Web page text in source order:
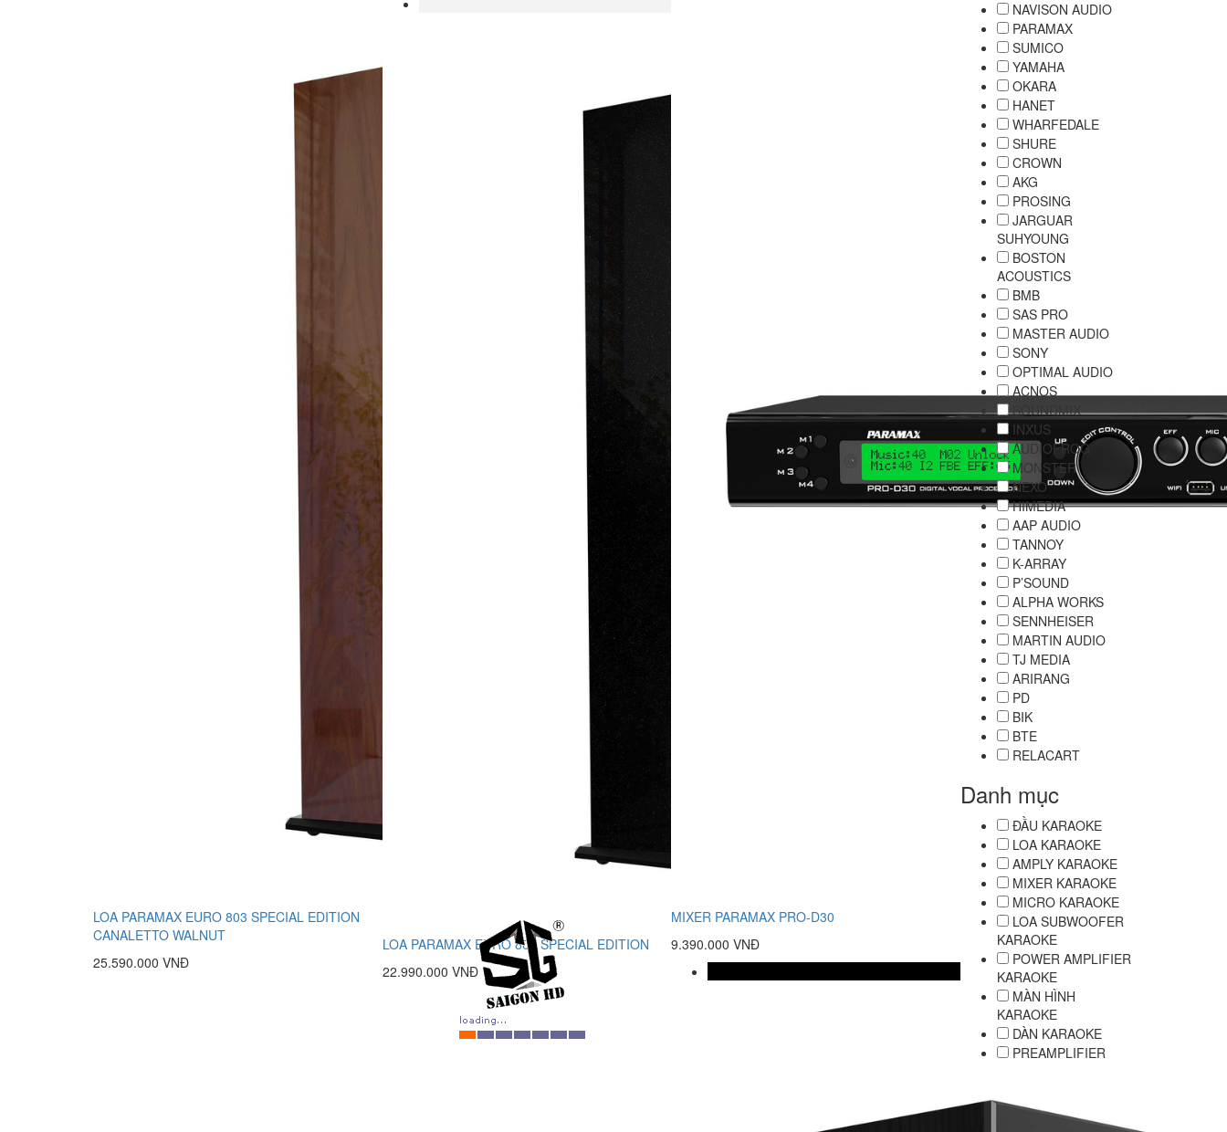
LOA PARAMAX EURO 803 SPECIAL EDITION
CANALETTO WALNUT
25.590.000 VNĐ
LOA PARAMAX EURO 803 SPECIAL EDITION
22.990.000 VNĐ
MIXER PARAMAX PRO-D30
9.390.000 VNĐ
NAVISON AUDIO
PARAMAX
SUMICO
YAMAHA
OKARA
HANET
WHARFEDALE
SHURE
CROWN
AKG
PROSING
JARGUAR
SUHYOUNG
BOSTON
ACOUSTICS
BMB
SAS PRO
MASTER AUDIO
SONY
OPTIMAL AUDIO
ACNOS
SOUNDMIX
INXUS
AUDIOFROG
MONSTER
NEXO
HIMEDIA
AAP AUDIO
TANNOY
K-ARRAY
P’SOUND
ALPHA WORKS
SENNHEISER
MARTIN AUDIO
TJ MEDIA
ARIRANG
PD
BIK
BTE
RELACART
Danh mục
ĐẦU KARAOKE
LOA KARAOKE
AMPLY KARAOKE
MIXER KARAOKE
MICRO KARAOKE
LOA SUBWOOFER
KARAOKE
POWER AMPLIFIER
KARAOKE
MÀN HÌNH
KARAOKE
DÀN KARAOKE
PREAMPLIFIER